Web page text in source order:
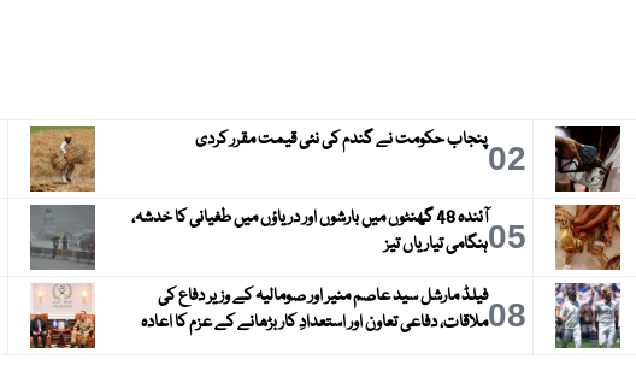
02پنجاب حکومت نے گندم کی نئی قیمت مقرر کردی
05
آئندہ 48 گھنٹوں میں بارشوں اور دریاؤں میں طغیانی کا خدشہ،
ہنگامی تیاریاں تیز
08فیلڈ مارشل سید عاصم منیر اور صومالیہ کے وزیر دفاع کی
ملاقات، دفاعی تعاون اور استعدادِ کار بڑھانے کے عزم کا اعادہ